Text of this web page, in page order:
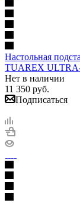
Настольная
TUAREX
Нет в наличии
11 350 руб.
Подписаться